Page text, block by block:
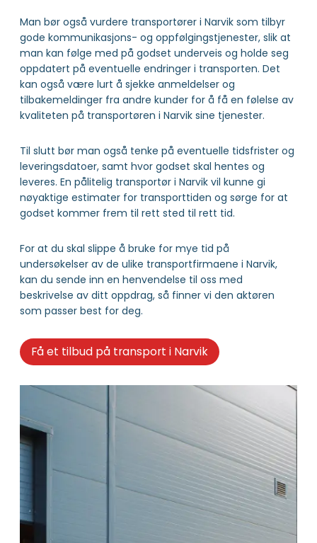
Man bør også vurdere transportører i Narvik som tilbyr
gode kommunikasjons- og oppfølgingstjenester, slik at
man kan følge med på godset underveis og holde seg
oppdatert på eventuelle endringer i transporten. Det
kan også være lurt å sjekke anmeldelser og
tilbakemeldinger fra andre kunder for å få en følelse av
kvaliteten på transportøren i Narvik sine tjenester.
Til slutt bør man også tenke på eventuelle tidsfrister og
leveringsdatoer, samt hvor godset skal hentes og
leveres. En pålitelig transportør i Narvik vil kunne gi
nøyaktige estimater for transporttiden og sørge for at
godset kommer frem til rett sted til rett tid.
For at du skal slippe å bruke for mye tid på
undersøkelser av de ulike transportfirmaene i Narvik,
kan du sende inn en henvendelse til oss med
beskrivelse av ditt oppdrag, så finner vi den aktøren
som passer best for deg.
Få et tilbud på transport i Narvik